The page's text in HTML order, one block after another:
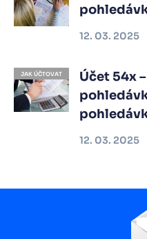
12. 03. 2025
JAK ÚČTOVAT
Účet 54x
12. 03. 2025